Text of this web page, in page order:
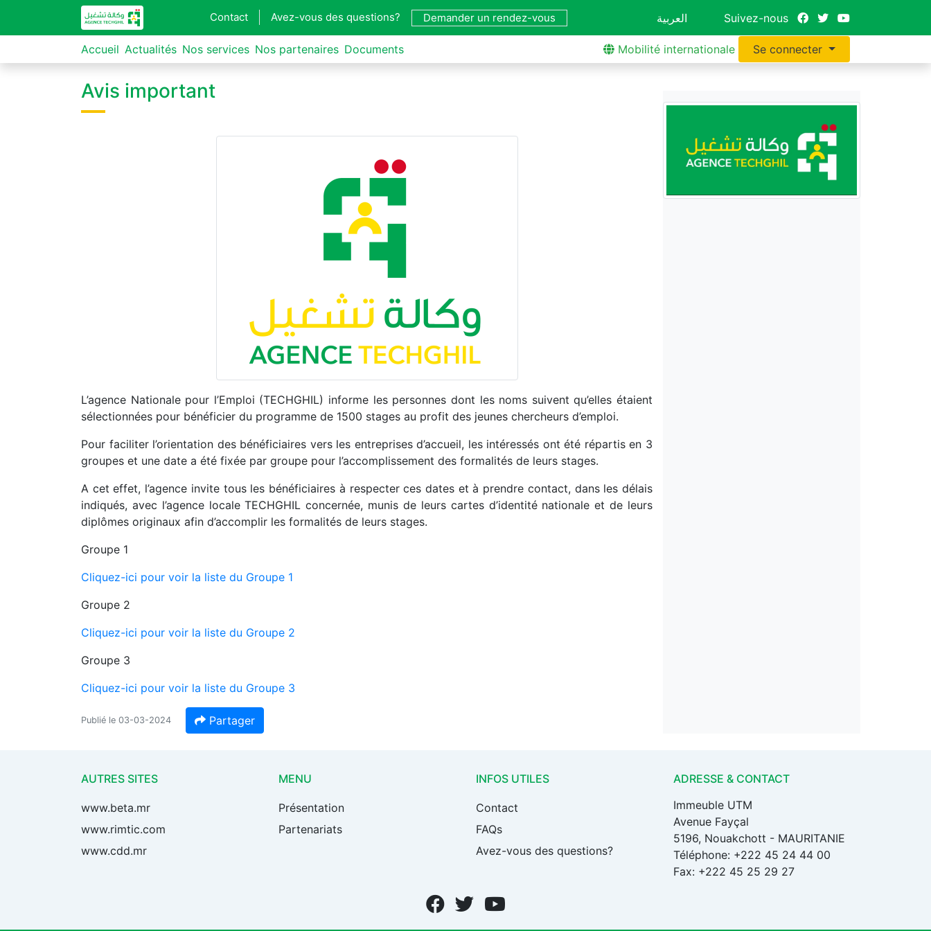
Contact Avez-vous des questions? Demander un rendez-vous العربية Suivez-nous
Accueil Actualités Nos services Nos partenaires Documents Mobilité internationale Se connecter
Avis important
L’agence Nationale pour l’Emploi (TECHGHIL) informe les personnes dont les noms suivent qu’elles étaient
sélectionnées pour bénéficier du programme de 1500 stages au profit des jeunes chercheurs d’emploi.
Pour faciliter l’orientation des bénéficiaires vers les entreprises d’accueil, les intéressés ont été répartis en 3
groupes et une date a été fixée par groupe pour l’accomplissement des formalités de leurs stages.
A cet effet, l’agence invite tous les bénéficiaires à respecter ces dates et à prendre contact, dans les délais
indiqués, avec l’agence locale TECHGHIL concernée, munis de leurs cartes d’identité nationale et de leurs
diplômes originaux afin d’accomplir les formalités de leurs stages.
Groupe 1
Cliquez-ici pour voir la liste du Groupe 1
Groupe 2
Cliquez-ici pour voir la liste du Groupe 2
Groupe 3
Cliquez-ici pour voir la liste du Groupe 3
Publié le 03-03-2024 Partager
AUTRES SITES
www.beta.mr
www.rimtic.com
www.cdd.mr
MENU
Présentation
Partenariats
INFOS UTILES
Contact
FAQs
Avez-vous des questions?
ADRESSE & CONTACT
Immeuble UTM
Avenue Fayçal
5196, Nouakchott - MAURITANIE
Téléphone: +222 45 24 44 00
Fax: +222 45 25 29 27